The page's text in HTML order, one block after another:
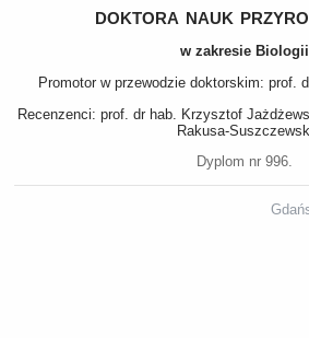
doktora nauk
w zakresie Biologii
Promotor w przewodzie doktorskim: prof.
Recenzenci: prof. dr hab. Krzysztof
Rakusa-
Dyplom nr 996.